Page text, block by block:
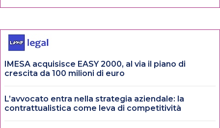
IMESA acquisisce EASY 2000, al via il piano di
crescita da 100 milioni di euro
L’avvocato entra nella strategia aziendale: la
contrattualistica come leva di competitività